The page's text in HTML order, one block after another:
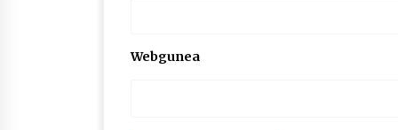
Webgunea